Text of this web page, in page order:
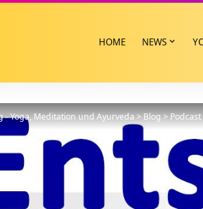
HOME NEWS
- Yoga, Meditation und Ayurveda>Blog>Podcast